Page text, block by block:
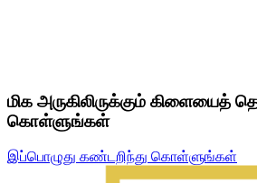
மிக அருகிலிருக்கும் கிளையைத்
கொள்ளுங்கள்
இப்பொழுது கண்டறிந்து கொள்ளுங்கள்